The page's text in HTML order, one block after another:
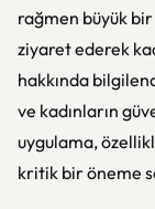
rağmen büyük
ziyaret ederek
hakkında
ve kadınların
uygulama,
kritik bir öneme